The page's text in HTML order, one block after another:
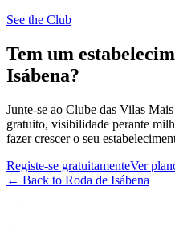
See the Club
Tem um
Isábena?
Junte-se ao Clube das Vilas
gratuito, visibilidade perante
fazer crescer o seu
Registe-se gratuitamenteVer
← Back to Roda de Isábena